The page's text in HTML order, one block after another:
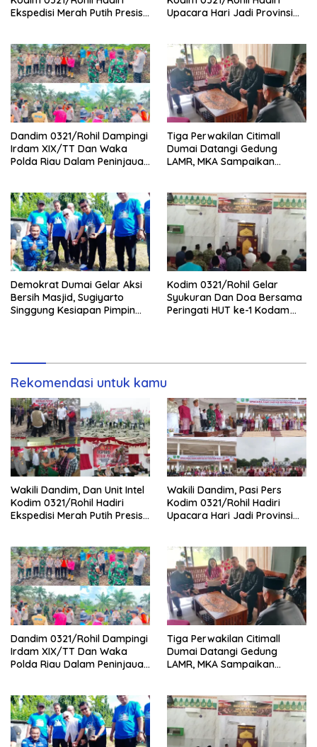
Ekspedisi Merah Putih Presisi
Upacara Hari Jadi Provinsi
Dandim 0321/Rohil Dampingi
Irdam XIX/TT Dan Waka
Polda Riau Dalam Peninjauan
Tiga Perwakilan Citimall
Dumai Datangi Gedung
LAMR, MKA Sampaikan
Demokrat Dumai Gelar Aksi
Bersih Masjid, Sugiyarto
Singgung Kesiapan Pimpin
Kodim 0321/Rohil Gelar
Syukuran Dan Doa Bersama
Peringati HUT ke-1 Kodam
Rekomendasi untuk kamu
Wakili Dandim, Dan Unit Intel
Kodim 0321/Rohil Hadiri
Ekspedisi Merah Putih Presisi
Wakili Dandim, Pasi Pers
Kodim 0321/Rohil Hadiri
Upacara Hari Jadi Provinsi
Dandim 0321/Rohil Dampingi
Irdam XIX/TT Dan Waka
Polda Riau Dalam Peninjauan
Tiga Perwakilan Citimall
Dumai Datangi Gedung
LAMR, MKA Sampaikan